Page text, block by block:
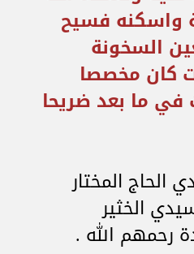
واسكنه فسيح
السخونة
كان مخصصا
في ما بعد ضريحا
الحاج المختار
الخثير
رحمهم الله .